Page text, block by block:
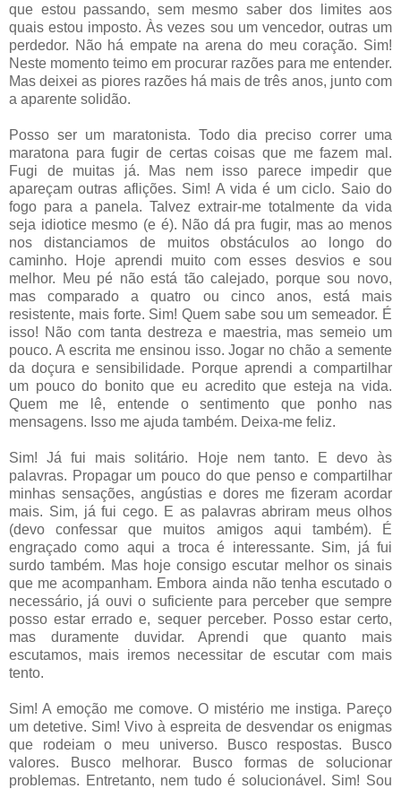
que estou passando, sem mesmo saber dos limites aos
quais estou imposto. Às vezes sou um vencedor, outras um
perdedor. Não há empate na arena do meu coração. Sim!
Neste momento teimo em procurar razões para me entender.
Mas deixei as piores razões há mais de três anos, junto com
a aparente solidão.
Posso ser um maratonista. Todo dia preciso correr uma
maratona para fugir de certas coisas que me fazem mal.
Fugi de muitas já. Mas nem isso parece impedir que
apareçam outras aflições. Sim! A vida é um ciclo. Saio do
fogo para a panela. Talvez extrair-me totalmente da vida
seja idiotice mesmo (e é). Não dá pra fugir, mas ao menos
nos distanciamos de muitos obstáculos ao longo do
caminho. Hoje aprendi muito com esses desvios e sou
melhor. Meu pé não está tão calejado, porque sou novo,
mas comparado a quatro ou cinco anos, está mais
resistente, mais forte. Sim! Quem sabe sou um semeador. É
isso! Não com tanta destreza e maestria, mas semeio um
pouco. A escrita me ensinou isso. Jogar no chão a semente
da doçura e sensibilidade. Porque aprendi a compartilhar
um pouco do bonito que eu acredito que esteja na vida.
Quem me lê, entende o sentimento que ponho nas
mensagens. Isso me ajuda também. Deixa-me feliz.
Sim! Já fui mais solitário. Hoje nem tanto. E devo às
palavras. Propagar um pouco do que penso e compartilhar
minhas sensações, angústias e dores me fizeram acordar
mais. Sim, já fui cego. E as palavras abriram meus olhos
(devo confessar que muitos amigos aqui também). É
engraçado como aqui a troca é interessante. Sim, já fui
surdo também. Mas hoje consigo escutar melhor os sinais
que me acompanham. Embora ainda não tenha escutado o
necessário, já ouvi o suficiente para perceber que sempre
posso estar errado e, sequer perceber. Posso estar certo,
mas duramente duvidar. Aprendi que quanto mais
escutamos, mais iremos necessitar de escutar com mais
tento.
Sim! A emoção me comove. O mistério me instiga. Pareço
um detetive. Sim! Vivo à espreita de desvendar os enigmas
que rodeiam o meu universo. Busco respostas. Busco
valores. Busco melhorar. Busco formas de solucionar
problemas. Entretanto, nem tudo é solucionável. Sim! Sou